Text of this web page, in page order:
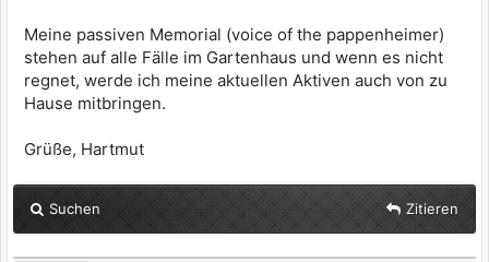
Meine passiven Memorial (voice of the pappenheimer)
stehen auf alle Fälle im Gartenhaus und wenn es nicht
regnet, werde ich meine aktuellen Aktiven auch von zu
Hause mitbringen.
Grüße, Hartmut
Suchen Zitieren